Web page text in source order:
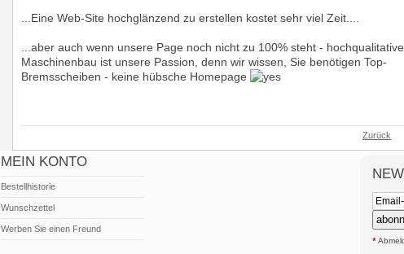
...Eine Web-Site hochglänzend zu erstellen kostet sehr viel Zeit....
...aber auch wenn unsere Page noch nicht zu 100% steht -
Maschinenbau ist unsere Passion, denn wir wissen, Sie benötigen Top-
Bremsscheiben - keine hübsche Homepage
Zurück
MEIN KONTO
Bestellhistorie
Wunschzettel
Werben Sie einen Freund
*